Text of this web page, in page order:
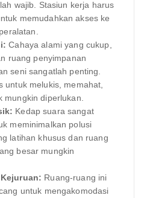
wajib. Stasiun kerja harus
memudahkan akses ke
Cahaya alami yang cukup,
ruang penyimpanan
seni sangatlah penting.
untuk melukis, memahat,
mungkin diperlukan.
Kedap suara sangat
meminimalkan polusi
latihan khusus dan ruang
besar mungkin
Ruang-ruang ini
untuk mengakomodasi